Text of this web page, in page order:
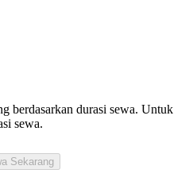
berdasarkan durasi sewa. Untuk
sewa.
Sekarang